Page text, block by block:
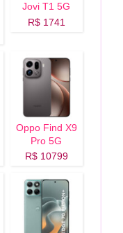
Jovi T1 5G
R$ 1741
Oppo Find X9
Pro 5G
R$ 10799